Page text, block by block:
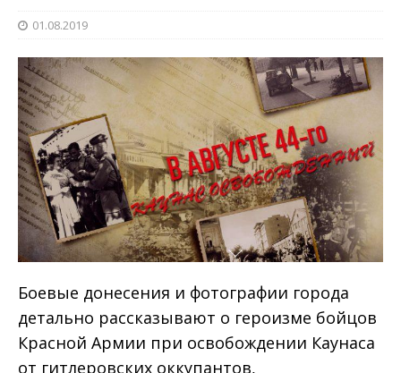
01.08.2019
Боевые донесения и фотографии города
детально рассказывают о героизме бойцов
Красной Армии при освобождении Каунаса
от гитлеровских оккупантов,